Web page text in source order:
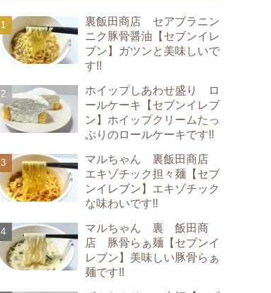
裏飯田商店 セアブラニン
ニク豚骨醤油【セブンイレ
ブン】ガツンと美味しいで
す!!
ホイップしあわせ盛り ロ
ールケーキ【セブンイレブ
ン】ホイップクリームたっ
ぷりのロールケーキです!!
マルちゃん 裏飯田商店
エキゾチック担々麺【セブ
ンイレブン】エキゾチック
な味わいです!!
マルちゃん 裏 飯田商
店 豚骨らぁ麺【セブンイ
レブン】美味しい豚骨らぁ
麺です!!